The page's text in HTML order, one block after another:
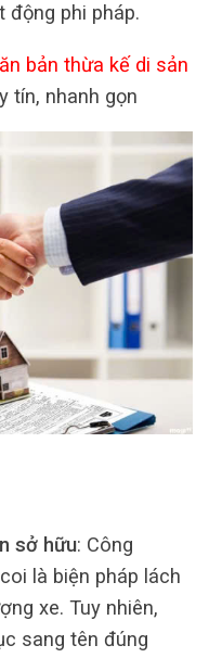
động phi pháp.
bản thừa kế di sản
tín, nhanh gọn
sở hữu: Công
là biện pháp lách
xe. Tuy nhiên,
sang tên đúng